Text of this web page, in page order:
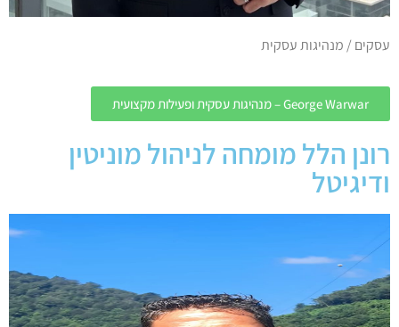
עסקים / מנהיגות עסקית
George Warwar – מנהיגות עסקית ופעילות מקצועית
רונן הלל מומחה לניהול מוניטין
ודיגיטל